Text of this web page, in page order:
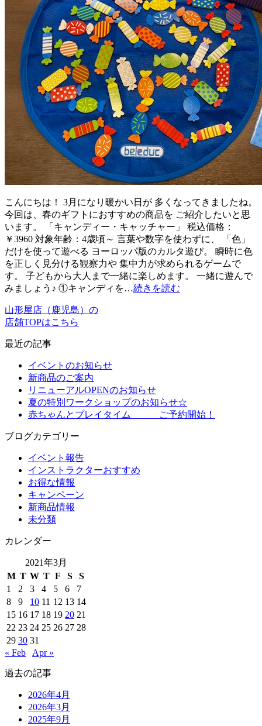
こんにちは！ 3月になり暖かい日が 多くなってきましたね。
今回は、春のギフトにおすすめの商品を ご紹介したいと思
います。 「キャンディー・キャッチャー」 税込価格：
￥3960 対象年齢：4歳頃～ 言葉や数字を使わずに、 「色」
だけを使って遊べる ヨーロッパ版のカルタ遊び。 瞬時に色
を正しく見分ける観察力や 集中力が求められるゲームで
す。 子どもから大人まで一緒に楽しめます。 一緒に遊んで
みましょう♪ ①キャンディを…続きを読む
山形屋店（鹿児島）の
店舗TOPはこちら
最近の記事
イベントのお知らせ
新商品のご案内
リニューアルOPENのお知らせ
夏の特別ワークショップのお知らせ☆
赤ちゃんとプレイタイム ご予約開始！
ブログカテゴリー
イベント報告
インストラクターおすすめ
お得な情報
キャンペーン
新商品情報
未分類
カレンダー
2021年3月
M T W T F S
S
1
2 3 4 5 6
7
8
9 10 11 12 13 14
15 16 17 18 19 20 21
22 23 24 25 26 27 28
29 30 31
« Feb
Apr »
過去の記事
2026年4月
2026年3月
2025年9月